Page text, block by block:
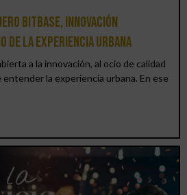
BitBase, innovación
de la experiencia urbana
a la innovación, al ocio de calidad
entender la experiencia urbana. En ese